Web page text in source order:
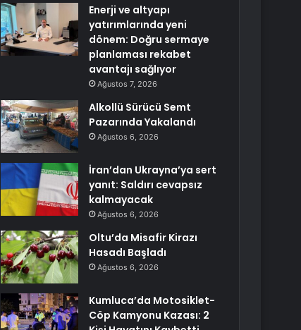
Enerji ve altyapı
yatırımlarında yeni
dönem: Doğru sermaye
planlaması rekabet
avantajı sağlıyor
Ağustos 7, 2026
Alkollü Sürücü Semt
Pazarında Yakalandı
Ağustos 6, 2026
İran’dan Ukrayna’ya sert
yanıt: Saldırı cevapsız
kalmayacak
Ağustos 6, 2026
Oltu’da Misafir Kirazı
Hasadı Başladı
Ağustos 6, 2026
Kumluca’da Motosiklet-
Cöp Kamyonu Kazası: 2